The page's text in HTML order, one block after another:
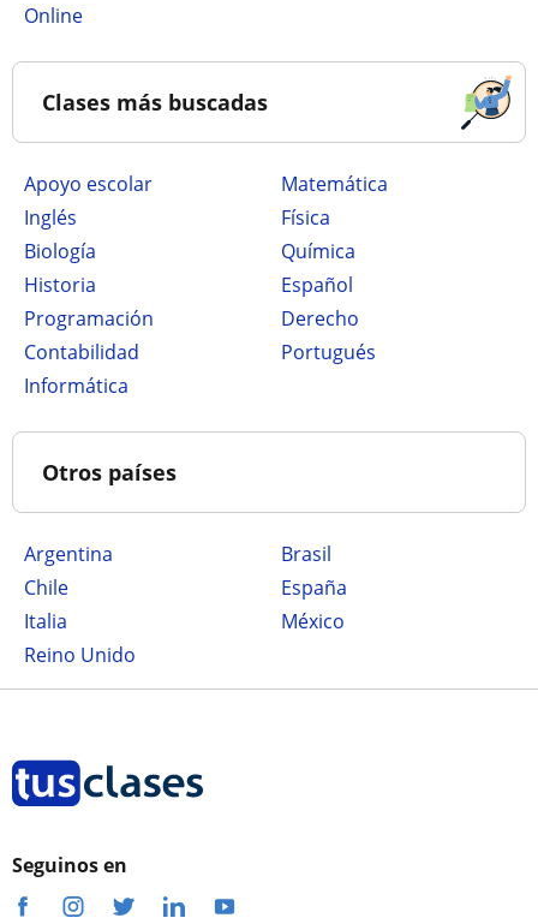
online
Clases más buscadas
Apoyo escolar
Matemática
Inglés
Física
Biología
Química
Historia
Español
Programación
Derecho
Contabilidad
Portugués
Informática
Otros países
Argentina
Brasil
Chile
España
Italia
México
Reino Unido
Seguinos en